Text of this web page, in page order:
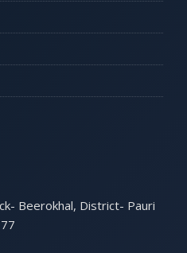
Beerokhal, District- Pauri